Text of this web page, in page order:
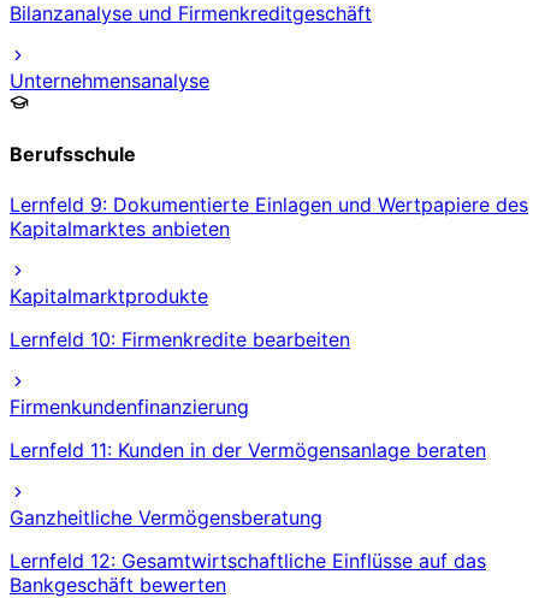
Bilanzanalyse und Firmenkreditgeschäft
Unternehmensanalyse
Berufsschule
Lernfeld 9: Dokumentierte Einlagen und Wertpapiere des
Kapitalmarktes anbieten
Kapitalmarktprodukte
Lernfeld 10: Firmenkredite bearbeiten
Firmenkundenfinanzierung
Lernfeld 11: Kunden in der Vermögensanlage beraten
Ganzheitliche Vermögensberatung
Lernfeld 12: Gesamtwirtschaftliche Einflüsse auf das
Bankgeschäft bewerten